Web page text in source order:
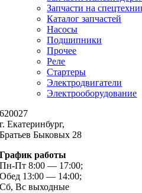
Запчасти на
Каталог запчастей
Насосы
Подшипники
Прочее
Реле
Стартеры
Электродвигатели
Электрооборудование
620027
г. Екатеринбург,
Братьев Быковых 28
График работы
Пн-Пт 8:00 — 17:00;
Обед 13:00 — 14:00;
Сб, Вс выходные